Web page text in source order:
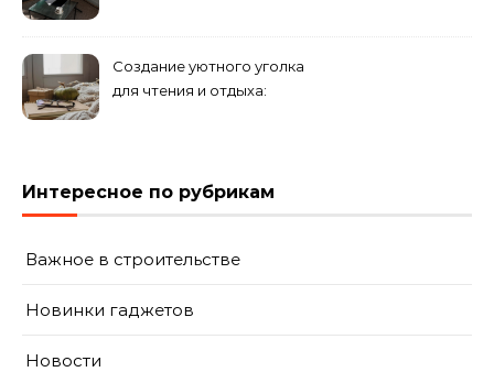
Создание уютного уголка
для чтения и отдыха:
Интересное по рубрикам
Важное в строительстве
Новинки гаджетов
Новости